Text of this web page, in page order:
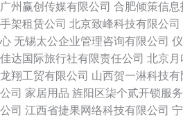
广州赢创传媒有限公司 合肥倾策信息
手架租赁公司 北京致峰科技有限公司
心 无锡太公企业管理咨询有限公司
佳达国际旅行社有限责任公司 北京月
龙翔工贸有限公司 山西贺一淋科技有
公司 家居用品 旌阳区柒个贰开锁服
公司 江西省捷果网络科技有限公司